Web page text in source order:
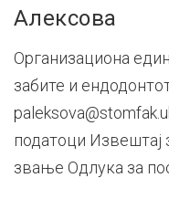
Алексова
Организациона
забите и
податоци Извештај
звање Одлука за